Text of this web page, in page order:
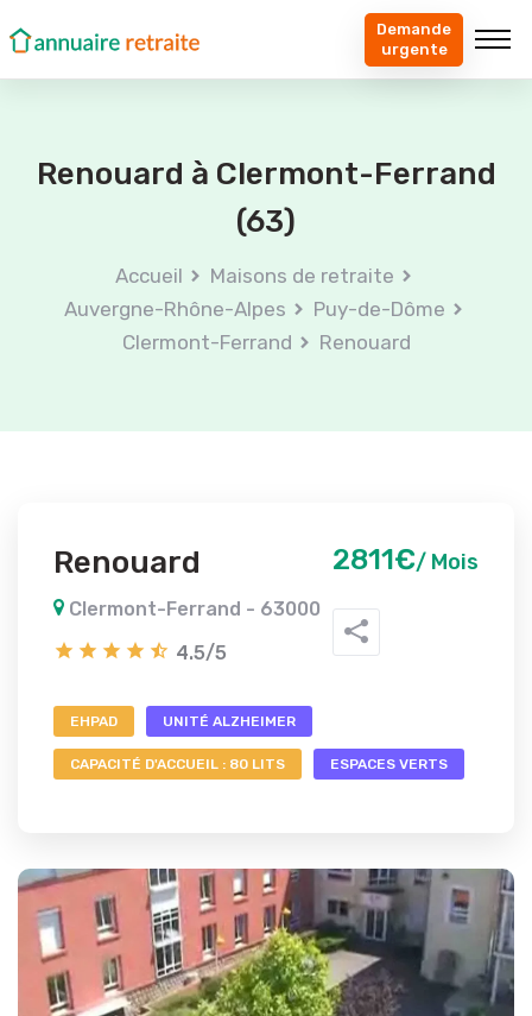
Demande
urgente
Renouard à Clermont-Ferrand
(63)
Accueil
Maisons de retraite
Auvergne-Rhône-Alpes
Puy-de-Dôme
Clermont-Ferrand
Renouard
Renouard
Clermont-Ferrand - 63000
4.5/5
2811€/ Mois
EHPAD UNITÉ ALZHEIMER
CAPACITÉ D'ACCUEIL : 80 LITS ESPACES VERTS